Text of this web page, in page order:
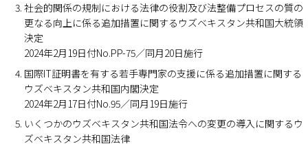
社会的関係の規制における法律の役割及び法整備プロセスの質の
更なる向上に係る追加措置に関するウズベキスタン共和国大統領
決定
2024年2月19日付No.PP-75／同月20日施行
国際IT証明書を有する若手専門家の支援に係る追加措置に関する
ウズベキスタン共和国内閣決定
2024年2月17日付No.95／同月19日施行
いくつかのウズベキスタン共和国法令への変更の導入に関するウ
ズベキスタン共和国法律